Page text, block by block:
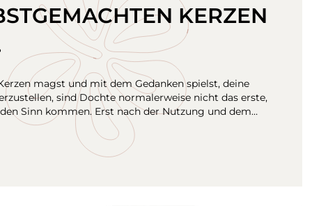
KERZEN
magst und mit dem Gedanken spielst, deine
sind Dochte normalerweise nicht das erste,
Sinn kommen. Erst nach der Nutzung und dem…